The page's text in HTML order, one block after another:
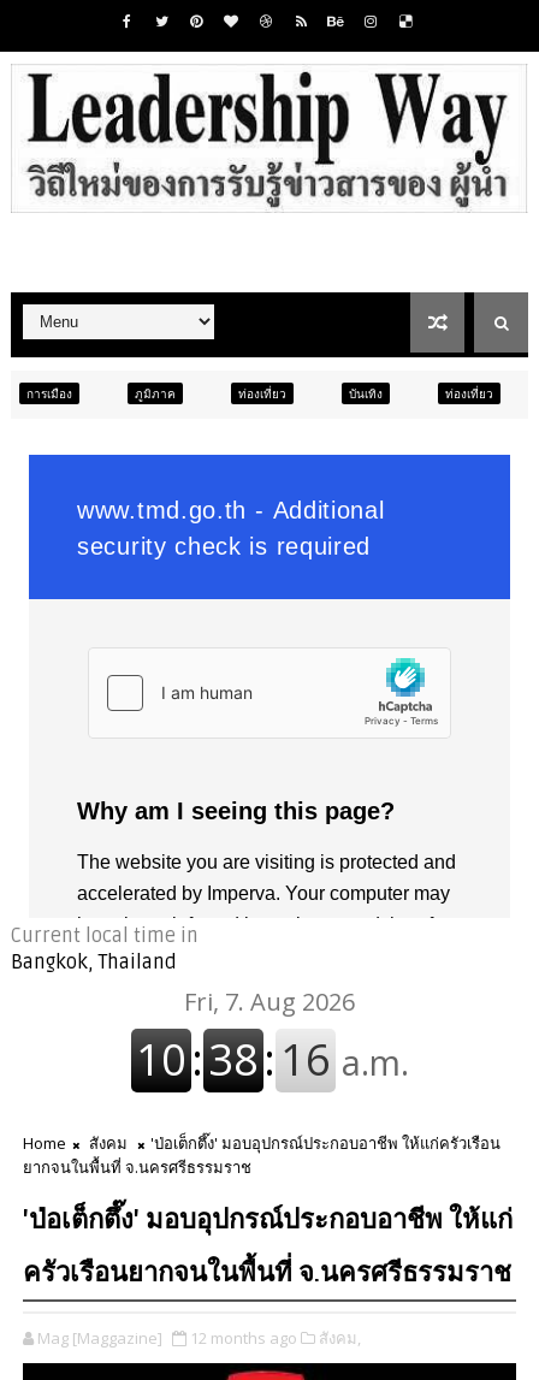
ภูมิภาค ท่องเที่ยว บันเทิง ท่องเที่ยว ภูมิภาค
Current local time in
Bangkok, Thailand
Home สังคม
'ป่อเต็กตึ๊ง' มอบอุปกรณ์ประกอบอาชีพ ให้แก่ครัวเรือน
ยากจนในพื้นที่ จ.นครศรีธรรมราช
'ป่อเต็กตึ๊ง' มอบอุปกรณ์ประกอบอาชีพ ให้แก่
ครัวเรือนยากจนในพื้นที่ จ.นครศรีธรรมราช
Mag [Maggazine] 12 months ago สังคม,